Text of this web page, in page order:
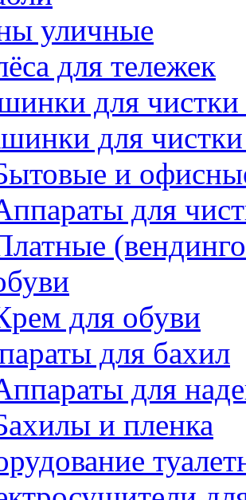
уличные
для тележек
для чистки
для
и
для
для обуви
для бахил
для
и пленка